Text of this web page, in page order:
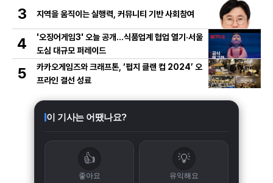
3 지역을 움직이는 실행력, 커뮤니티 기반 사회참여
4
'오징어게임3' 오늘 공개…식품업계 협업 열기·서울
도심 대규모 퍼레이드
5
카카오게임즈와 크래프톤, ‘펍지 클랜 컵 2024’ 오
프라인 결선 성료
이 기사는 어땠나요?
👍
좋아요
💡
유익해요